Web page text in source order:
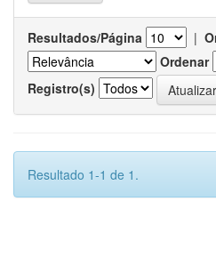
Resultados/Página |
Ordenar
Registro(s)
Resultado 1-1 de 1.